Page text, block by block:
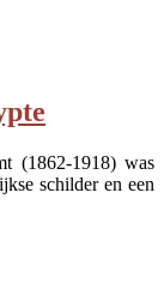
(1862-1918) was
schilder en een